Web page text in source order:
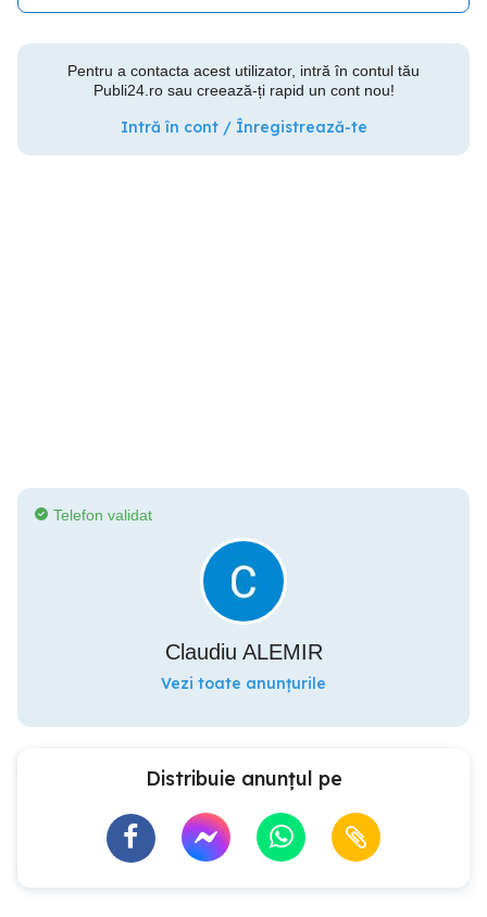
Pentru a contacta acest utilizator, intră în contul tău
Publi24.ro sau creează-ți rapid un cont nou!
Intră în cont / Înregistrează-te
Telefon validat
Claudiu ALEMIR
Vezi toate anunțurile
Distribuie anunțul pe